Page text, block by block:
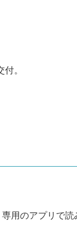
。
用のアプリで